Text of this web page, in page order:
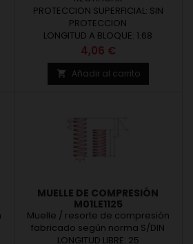
fabricación en...
PROTECCION SUPERFICIAL: SIN
PROTECCION
LONGITUD A BLOQUE: 1.68
Precio
4,06 €
 Añadir al carrito
MUELLE DE COMPRESIÓN
M01LE1125
Muelle / resorte de compresión
fabricado según norma S/DIN
2095. Ofrecemos
LONGITUD LIBRE: 25